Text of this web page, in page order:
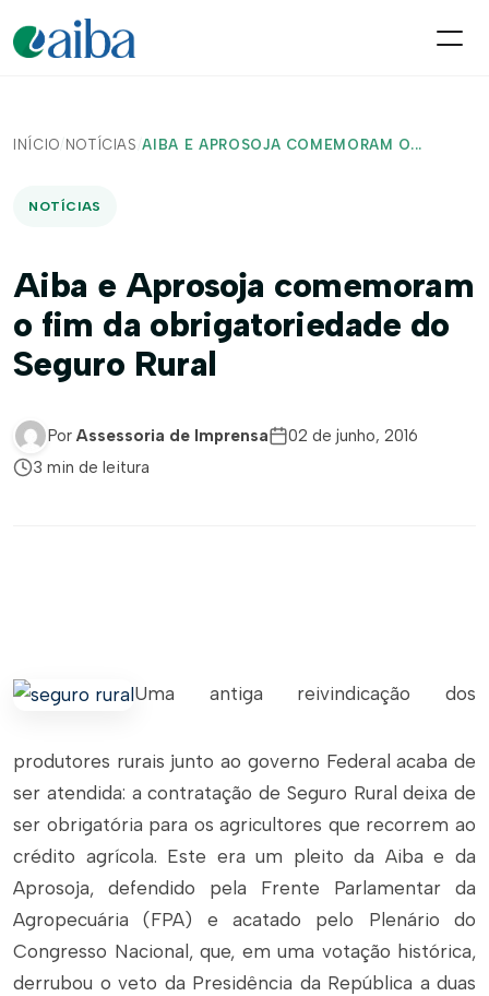
INÍCIO/ NOTÍCIAS /AIBA E APROSOJA COMEMORAM O...
NOTÍCIAS
Aiba e Aprosoja comemoram
o fim da obrigatoriedade do
Seguro Rural
Por Assessoria de Imprensa
02 de junho, 2016
3 min de leitura
Uma antiga reivindicação dos
produtores rurais junto ao governo Federal acaba de
ser atendida: a contratação de Seguro Rural deixa de
ser obrigatória para os agricultores que recorrem ao
crédito agrícola. Este era um pleito da Aiba e da
Aprosoja, defendido pela Frente Parlamentar da
Agropecuária (FPA) e acatado pelo Plenário do
Congresso Nacional, que, em uma votação histórica,
derrubou o veto da Presidência da República a duas